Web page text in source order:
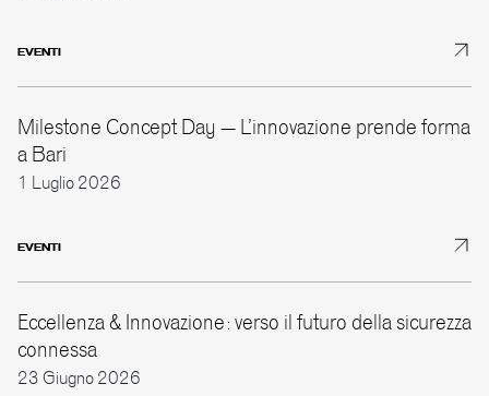
EVENTI
Milestone Concept Day – L’innovazione prende forma
a Bari
1 Luglio 2026
EVENTI
Eccellenza & Innovazione: verso il futuro della sicurezza
connessa
23 Giugno 2026